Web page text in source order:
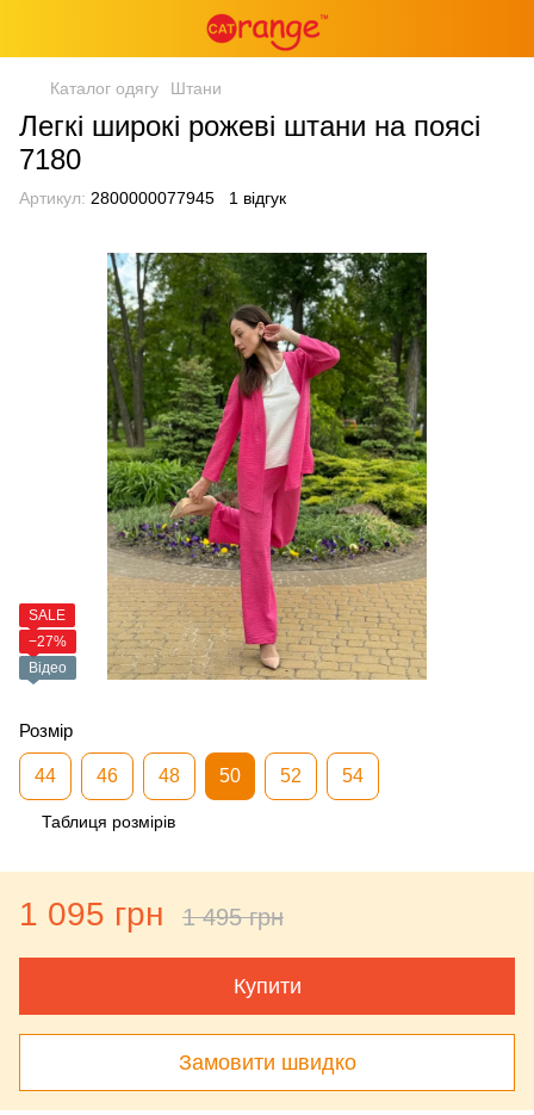
Каталог одягу Штани
Легкі широкі рожеві штани на поясі
7180
Артикул: 2800000077945 1 відгук
SALE
−27%
Відео
Розмір
44 46 48 50 52 54
Таблиця розмірів
1 095 грн 1 495 грн
Купити
Замовити швидко